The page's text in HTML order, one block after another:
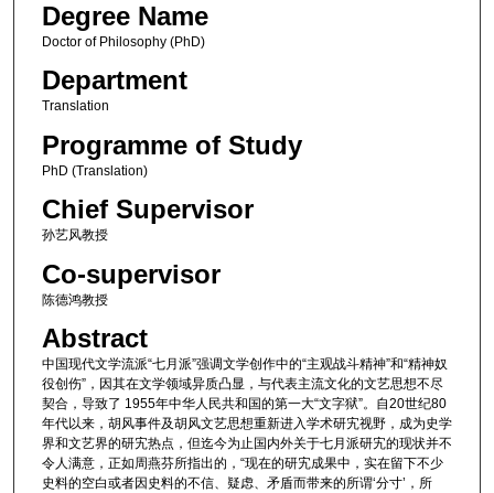
Degree Name
Doctor of Philosophy (PhD)
Department
Translation
Programme of Study
PhD (Translation)
Chief Supervisor
孙艺风教授
Co-supervisor
陈德鸿教授
Abstract
中国现代文学流派“七月派”强调文学创作中的“主观战斗精神”和“精神奴
役创伤”，因其在文学领域异质凸显，与代表主流文化的文艺思想不尽
契合，导致了 1955年中华人民共和国的第一大“文字狱”。自20世纪80
年代以来，胡风事件及胡风文艺思想重新进入学术研宄视野，成为史学
界和文艺界的研宄热点，但迄今为止国内外关于七月派研宄的现状并不
令人满意，正如周燕芬所指出的，“现在的研宄成果中，实在留下不少
史料的空白或者因史料的不信、疑虑、矛盾而带来的所谓‘分寸’，所